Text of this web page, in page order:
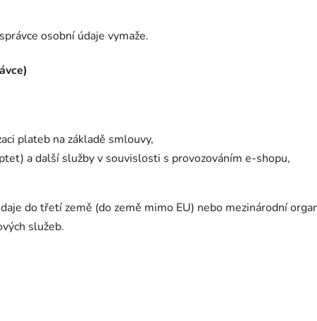
osobní údaje vymaže.
plateb na základě smlouvy,
a další služby v souvislosti s provozováním e-shopu,
do třetí země (do země mimo EU) nebo mezinárodní
služeb.